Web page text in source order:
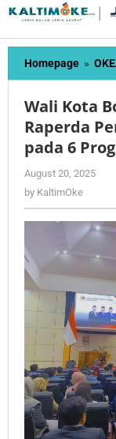
Skip
content
Homepage »
Wali Kota
Raperda
pada 6
August 20, 2025
by KaltimOke